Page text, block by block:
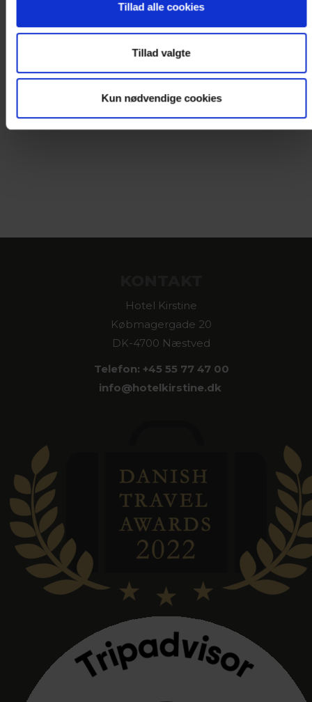
Tillad alle cookies
Tillad valgte
Kun nødvendige cookies
Hotel Kirstine
Købmagergade 20
DK-4700 Næstved
Telefon: +45 55 77 47 00
info@hotelkirstine.dk